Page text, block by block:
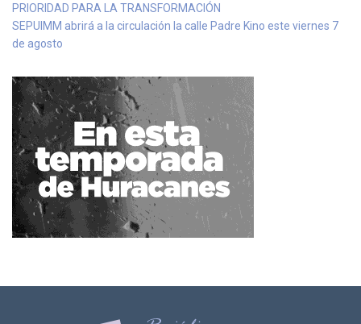
PRIORIDAD PARA LA TRANSFORMACIÓN
SEPUIMM abrirá a la circulación la calle Padre Kino este viernes 7
de agosto